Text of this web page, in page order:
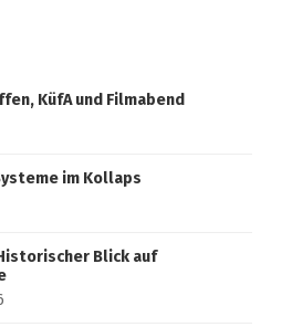
KüfA und Filmabend
im Kollaps
Blick auf